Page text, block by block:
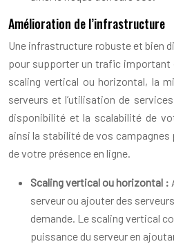
Amélioration de l’infrastructure
Une infrastructure robuste et bien
pour supporter un trafic important
scaling vertical ou horizontal, la
serveurs et l’utilisation de
disponibilité et la scalabilité de
ainsi la stabilité de vos
de votre présence en ligne.
Scaling vertical ou horizontal :
serveur ou ajouter des
demande. Le scaling vertical
puissance du serveur en